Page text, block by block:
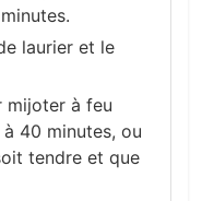
laurier et le
mijoter à feu
40 minutes, ou
tendre et que